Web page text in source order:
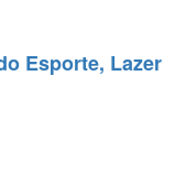
Esporte, Lazer